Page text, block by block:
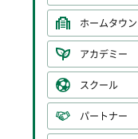
ホームタウン
アカデミー
スクール
パートナー